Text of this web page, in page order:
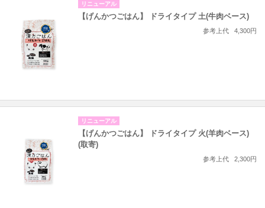
リニューアル
【げんかつごはん】 ドライタイプ 土(牛肉ベース)
参考上代 4,300円
リニューアル
【げんかつごはん】 ドライタイプ 火(羊肉ベース)
(取寄)
参考上代 2,300円